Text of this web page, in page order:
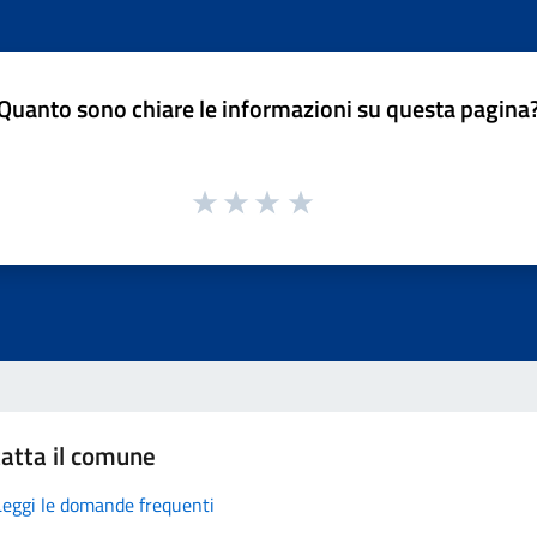
sono chiare le informazioni su questa
il comune
le domande frequenti